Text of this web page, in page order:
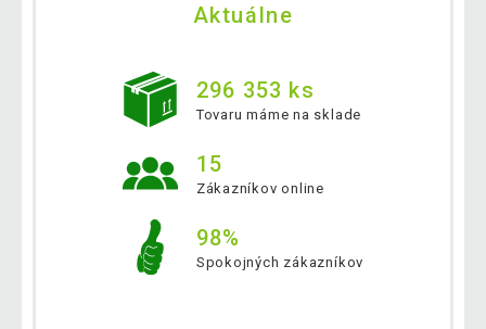
Aktuálne
296 353 ks
Tovaru máme na sklade
15
Zákazníkov online
98%
Spokojných zákazníkov